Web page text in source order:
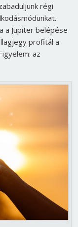
régi
a Jupiter belépése
profitál a
az